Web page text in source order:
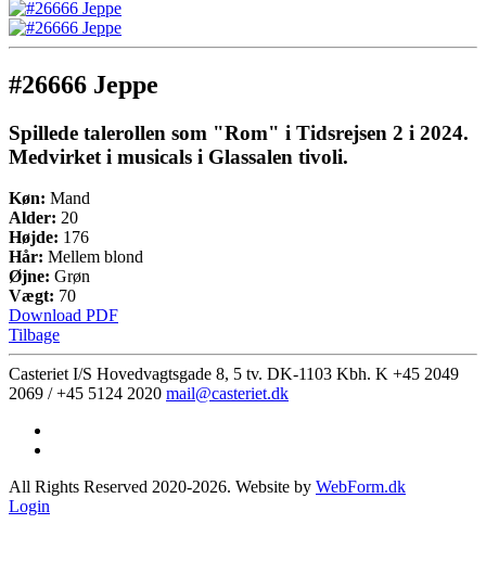
#26666 Jeppe
Spillede talerollen som "Rom" i Tidsrejsen 2 i 2024.
Medvirket i musicals i Glassalen tivoli.
Køn: Mand
Alder: 20
Højde: 176
Hår: Mellem blond
Øjne: Grøn
Vægt: 70
Download PDF
Tilbage
Casteriet I/S Hovedvagtsgade 8, 5 tv. DK-1103 Kbh. K +45 2049
2069 / +45 5124 2020 mail@casteriet.dk
All Rights Reserved 2020-2026. Website by WebForm.dk
Login